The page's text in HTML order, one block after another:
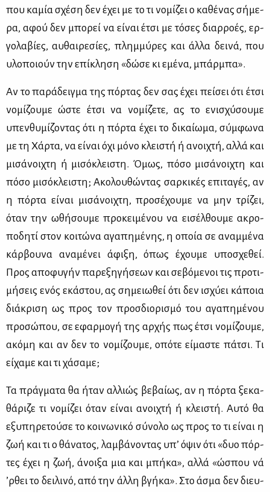
που κα­μία σχέ­ση δεν έχει με το τι νο­μί­ζει ο κα­θέ­νας σή­με­
ρα, αφού δεν μπο­ρεί να εί­ναι έτσι με τό­σες διαρ­ρο­ές, ερ­
γο­λα­βί­ες, αυ­θαι­ρε­σί­ες, πλημ­μύ­ρες και άλ­λα δει­νά, που
υλο­ποιούν την επί­κλη­ση «δώ­σε κι εμέ­να, μπάρ­μπα».
Αν το πα­ρά­δειγ­μα της πόρ­τας δεν σας έχει πεί­σει ότι έτσι
νο­μί­ζου­με ώστε έτσι να νο­μί­ζε­τε, ας το ενι­σχύ­σου­με
υπεν­θυ­μί­ζο­ντας ότι η πόρ­τα έχει το δι­καί­ω­μα, σύμ­φω­να
με τη Χάρ­τα, να εί­ναι όχι μό­νο κλει­στή ή ανοι­χτή, αλ­λά και
μι­σά­νοι­χτη ή μι­σό­κλει­στη. Όμως, πό­σο μι­σά­νοι­χτη και
πό­σο μι­σό­κλει­στη; Ακο­λου­θώ­ντας σαρ­κι­κές επι­τα­γές, αν
η πόρ­τα εί­ναι μι­σά­νοι­χτη, προ­σέ­χου­με να μην τρί­ζει,
όταν την ωθή­σου­με προ­κει­μέ­νου να ει­σέλ­θου­με ακρο­
πο­δη­τί στον κοι­τώ­να αγα­πη­μέ­νης, η οποία σε αναμ­μέ­να
κάρ­βου­να ανα­μέ­νει άφι­ξη, όπως έχου­με υπο­σχε­θεί.
Προς απο­φυ­γήν πα­ρε­ξη­γή­σε­ων και σε­βό­με­νοι τις προ­τι­
μή­σεις ενός εκά­στου, ας ση­μειω­θεί ότι δεν ισχύ­ει κά­ποια
διά­κρι­ση ως προς τον προσ­διο­ρι­σμό του αγα­πη­μέ­νου
προ­σώ­που, σε εφαρ­μο­γή της αρ­χής πως έτσι νο­μί­ζου­με,
ακό­μη και αν δεν το νο­μί­ζου­με, οπό­τε εί­μα­στε πά­τσι. Τι
εί­χα­με και τι χά­σα­με;
Τα πράγ­μα­τα θα ήταν αλ­λιώς βε­βαί­ως, αν η πόρ­τα ξε­κα­
θά­ρι­ζε τι νο­μί­ζει όταν εί­ναι ανοι­χτή ή κλει­στή. Αυ­τό θα
εξυ­πη­ρε­τού­σε το κοι­νω­νι­κό σύ­νο­λο ως προς το τι εί­ναι η
ζωή και τι ο θά­να­τος, λαμ­βά­νο­ντας υπ’ όψιν ότι «δυο πόρ­
τες έχει η ζωή, άνοι­ξα μια και μπή­κα», αλ­λά «ώσπου νά
’ρ­θει το δει­λι­νό, από την άλ­λη βγή­κα». Στο άσμα δεν διευ­